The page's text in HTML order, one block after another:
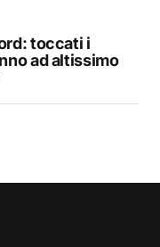
toccati i
ad altissimo